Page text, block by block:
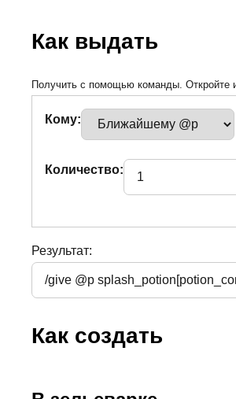
Как выдать
Получить с помощью команды. Откройте
Кому:
Количество:
Результат:
Как создать